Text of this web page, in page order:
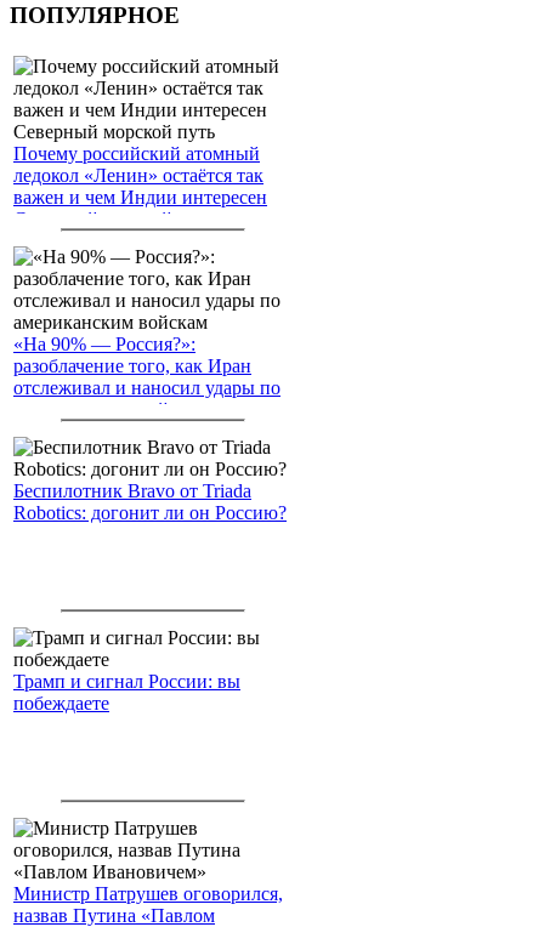
ПОПУЛЯРНОЕ
Почему российский атомный
ледокол «Ленин» остаётся так
важен и чем Индии интересен
Северный морской путь
«На 90% — Россия?»:
разоблачение того, как Иран
отслеживал и наносил удары по
американским войскам
Беспилотник Bravo от Triada
Robotics: догонит ли он Россию?
Трамп и сигнал России: вы
побеждаете
Министр Патрушев оговорился,
назвав Путина «Павлом